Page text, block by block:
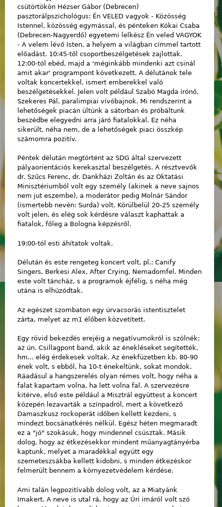
csütörtökön Hézser Gábor (Debrecen)
pasztorálpszichológus: Én VELED vagyok - Közösség
Istennel, közösség egymással, és pénteken Kókai Csaba
(Debrecen-Nagyerdő) egyetemi lelkész Én veled VAGYOK
- A velem lévő Isten, a helyem a világban címmel tartott
előadást. 10:45-től csoportbeszélgetések zajlottak.
12:00-tól ebéd, majd a 'méginkább mindenki azt csinál
amit akar' programpont következett. A délutánok tele
voltak koncertekkel, ismert emberekkel való
beszélgetésekkel. Jelen volt például Szabó Magda írónő,
Szekeres Pál, paralimpiai vívóbajnok. Mi rendszerint a
lehetőségek piacán ültünk a sátorban és próbáltunk
beszédbe elegyedni arra járó fiatalokkal. Ez néha
sikerült, néha nem, de a lehetőségek piaci összkép
számomra pozitív.
Péntek délután megtörtént az SDG által szervezett
pályaorientációs kerekasztal beszélgetés. A résztvevők
dr. Szűcs Ferenc, dr. Dankházi Zoltán és az Oktatási
Minisztériumból volt egy személy (akinek a neve sajnos
nem jut eszembe), a moderátor pedig Molnár Sándor
(ismertebb nevén: Surda) volt. Körülbelül 20-25 személy
volt jelen, és elég sok kérdésre választ kaphattak a
fiatalok, főleg a Bologna képzésről.
19:00-tól esti áhítatok voltak.
Délután és este rengeteg koncert volt, pl.: Canify
Singers, Berkesi Alex, After Crying, Nemadomfel. Minden
este volt táncház, s a programok éjfélig, s néha még
utána is elhúzódtak.
Az egészet szombaton egy úrvacsorás istentisztelet
zárta, melyet az m1 élőben közvetített.
Egy rövid bekezdés erejéig a negatívumokról is szólnék:
az ún. Csillagpont band, akik az énekléseket segítették,
hm... elég érdekesek voltak. Az énekfüzetben kb. 80-90
ének volt, s ebből, ha 10-t énekeltünk, sokat mondok.
Ráadásul a hangszerelés olyan rémes volt, hogy néha a
falat kapartam volna, ha lett volna fal. A szervezésre
kitérve, első este például a Misztrál együttest a koncert
közepén lezavarták a színpadról, mert a következő
Damaszkusz rockoperát időben kellett kezdeni, s
mindezt bocsánatkérés nélkül. Egész héten megmaradt
ez a "jó" szokásuk, hogy mindennel csúsztak. Másik
dolog, hogy az étkezésekkor mindent műanyagtányérba
kaptunk, melyet a maradékkal együtt egy
szemeteszsákba kellett kidobni, s minden étkezéskor
felmerült bennem a környezetvédelem kérdése.
Ami talán legpozitívabb dolog volt, az a Miatyánk
Imakert. A neve is utal rá, hogy az Úri imáról volt szó